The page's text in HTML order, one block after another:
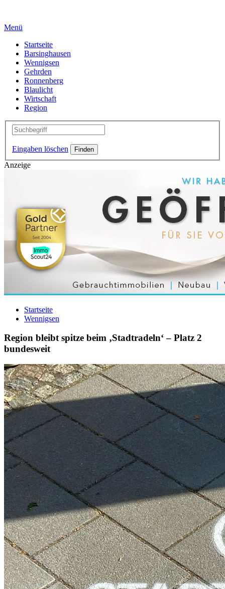
Menü
Startseite
Barsinghausen
Wennigsen
Gehrden
Ronnenberg
Blaulicht
Wirtschaft
Region
Eingaben löschen
Anzeige
Startseite
Wennigsen
Region bleibt spitze beim ‚Stadtradeln‘ – Platz 2
bundesweit